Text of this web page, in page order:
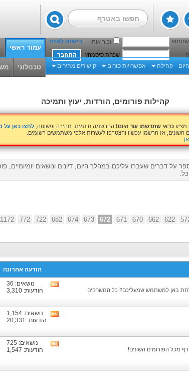
זכור אותי
רישום לאתר
שכחת סיסמה?
עמוד ראשי
קהילה אפשרויות פורום קישורים מהירים טכנולוגי
קהילות פורומים, הורדות, יעוץ ותמיכה
מציע כדאי שתרשמו עוד היום! ההרשמה חינמית, מהירה ופשוטה, לחצו כאן על
השונים, אז הרשמו עכשיו והצטרפו לעשרות אלפי משתמשים רשומים.
על דברים שעברו עליכם במהלך היום, דיונים ונושאים יומיומיים,
622
662
670
671
672
673
674
682
722
772
1172
הודעה אחרונה
באן למשתמש שמעליכם? כל המשחקים
בRSS
הפורום
נושאים: 36
הודעות: 3,310
צפיה
בRSS
הפורום
נושאים: 1,154
הודעות: 20,331
מכל הפורומים השונים!
בRSS
נושאים: 725
הודעות: 1,547